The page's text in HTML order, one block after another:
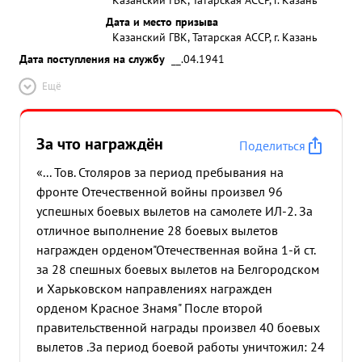
уничтоженные: противника проявленные при
этом доблесть и мужество достоин ...»
Дата и место призыва
Казанский ГВК, Татарская АССР, г. Казань
Дата поступления на службу
__.04.1941
Ещё
За что награждён
Поделиться
«... Тов. Столяров за период пребывания на
фронте Отечественной войны произвел 96
успешных боевых вылетов на самолете ИЛ-2. За
отличное выполнение 28 боевых вылетов
награжден орденом"Отечественная война 1-й ст.
за 28 спешных боевых вылетов на Белгородском
и Харьковском направлениях награжден
орденом Красное Знамя" После второй
правительственной награды произвел 40 боевых
вылетов .За период боевой работы уничтожил: 24